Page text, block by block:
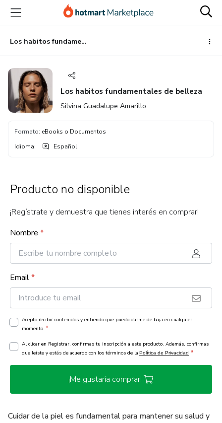
principal
página
de
página
Los habitos fundamentales de belleza
Los habitos fundamentales de belleza
Silvina Guadalupe Amarillo
Formato: eBooks o Documentos
Idioma: Español
Producto no disponible
¡Regístrate y demuestra que tienes interés en comprar!
Nombre *
Email*
Acepto recibir contenidos y entiendo que puedo darme de baja en cualquier
momento. *
Al clicar en Registrar, confirmas tu inscripción a este producto. Además, confirmas
que leíste y estás de acuerdo con los términos de la Política de Privacidad *
¡Me gustaría comprar!
Cuidar de la piel es fundamental para mantener su salud y